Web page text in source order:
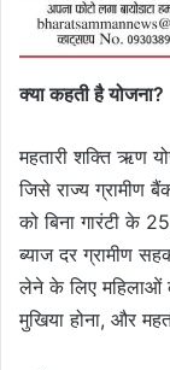
क्या कहती है योजना?
महतारी शक्ति ऋण
जिसे राज्य ग्रामीण
को बिना गारंटी के
ब्याज दर ग्रामीण
लेने के लिए महिलाओं
मुखिया होना, और